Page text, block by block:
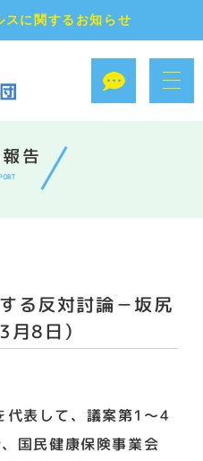
スに関するお知らせ
告
る反対討論－坂尻
8日）
代表して、議案第1～4
国民健康保険事業会